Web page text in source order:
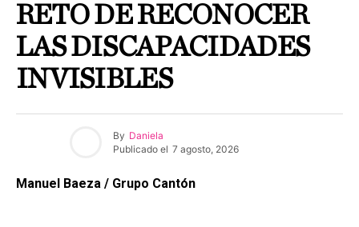
RETO DE RECONOCER
LAS DISCAPACIDADES
INVISIBLES
By Daniela
Publicado el 7 agosto, 2026
Manuel Baeza / Grupo Cantón